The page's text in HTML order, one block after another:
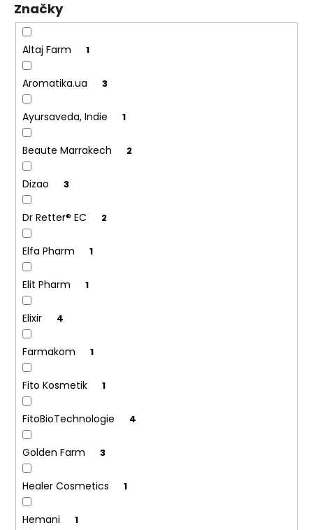
ů
Značky
Altaj Farm 1
Aromatika.ua 3
Ayursaveda, Indie 1
Beaute Marrakech 2
Dizao 3
Dr Retter® EC 2
Elfa Pharm 1
Elit Pharm 1
Elixir 4
Farmakom 1
Fito Kosmetik 1
FitoBioTechnologie 4
Golden Farm 3
Healer Cosmetics 1
Hemani 1
a
?
D
o
p
o
u
u
m